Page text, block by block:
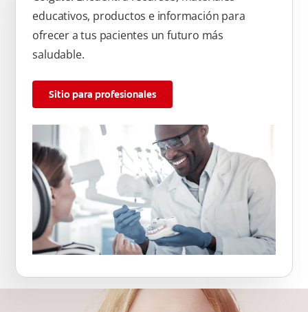
educativos, productos e información para
ofrecer a tus pacientes un futuro más
saludable.
Sitio para profesionales